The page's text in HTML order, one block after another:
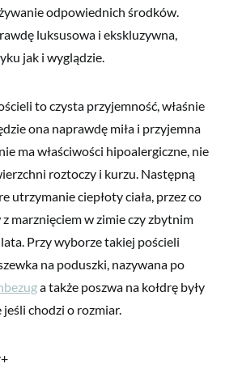
odpowiednich środków.
luksusowa i ekskluzywna,
jak i wyglądzie.
to czysta przyjemność, właśnie
ona naprawdę miła i przyjemna
ma właściwości hipoalergiczne, nie
roztoczy i kurzu. Następną
utrzymanie ciepłoty ciała, przez co
marznięciem w zimie czy zbytnim
Przy wyborze takiej pościeli
na poduszki, nazywana po
a także poszwa na kołdrę były
chodzi o rozmiar.